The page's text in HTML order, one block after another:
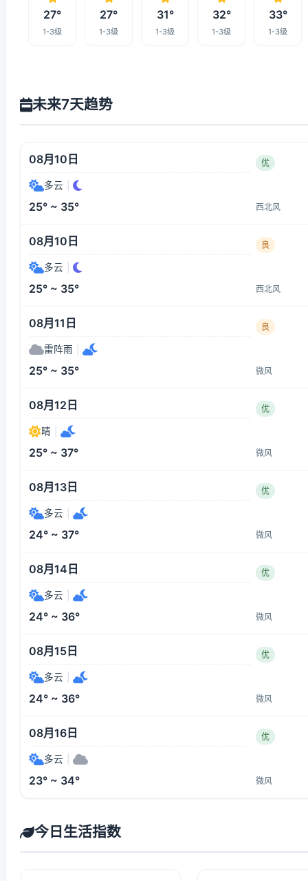
27°
1-3级
27°
1-3级
31°
1-3级
32°
1-3级
33°
1-3级
未来7天趋势
08月10日 优
多云
25° ~ 35° 西北风
08月10日 良
多云
25° ~ 35° 西北风
08月11日 良
雷阵雨
25° ~ 35° 微风
08月12日 优
晴
25° ~ 37° 微风
08月13日 优
多云
24° ~ 37° 微风
08月14日 优
多云
24° ~ 36° 微风
08月15日 优
多云
24° ~ 36° 微风
08月16日 优
多云
23° ~ 34° 微风
今日生活指数